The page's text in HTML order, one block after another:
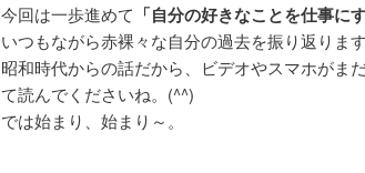
今回は一歩進めて 「自分の好きなことを仕事に
いつもながら赤裸々な自分の過去を振り返ります
昭和時代からの話だから、ビデオやスマホがま
て読んでくださいね。(^^)
では始まり、始まり～。